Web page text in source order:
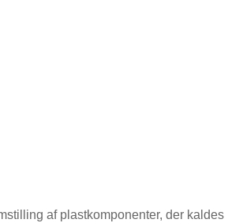
af plastkomponenter, der kaldes